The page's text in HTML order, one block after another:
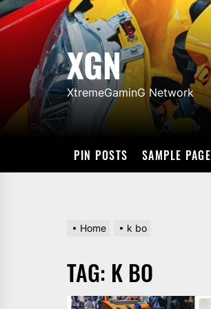
Skip
to
XGN
XtremeGaminG Network
PIN POSTS SAMPLE PAGE
Home k bo
TAG: K BO